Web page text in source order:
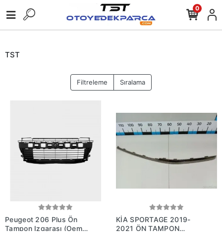
0
TST
Filtreleme Sıralama
Peugeot 206 Plus Ön
Tampon Izgarası (Oem
KİA SPORTAGE 2019-
2021 ÖN TAMPON